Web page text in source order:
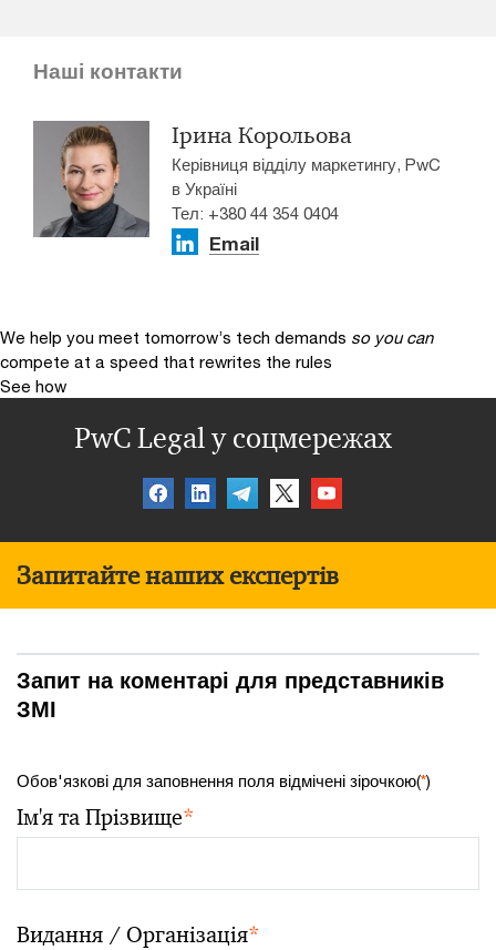
Наші контакти
Ірина Корольова
Керівниця відділу маркетингу, PwC
в Україні
Тел: +380 44 354 0404
Email
We help you meet tomorrow’s tech demands so you can
compete at a speed that rewrites the rules
See how
PwC Legal у соцмережах
Запитайте наших експертів
Запит на коментарі для представників
ЗМІ
Обов'язкові для заповнення поля відмічені зірочкою(*)
Ім'я та Прізвище*
Видання / Організація*